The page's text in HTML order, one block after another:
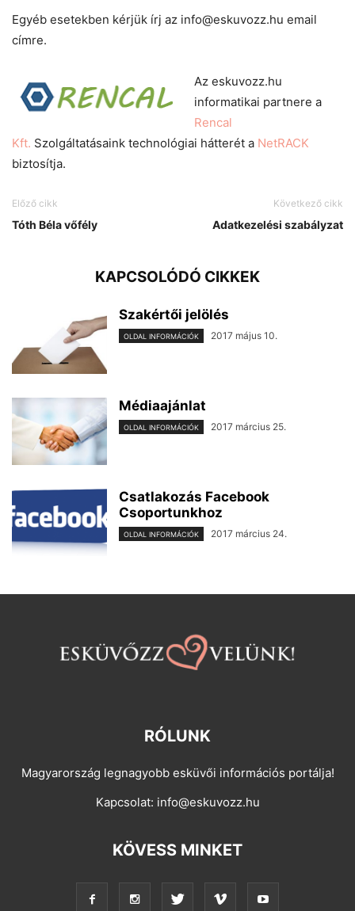
Egyéb esetekben kérjük írj az info@eskuvozz.hu email
címre.
Az eskuvozz.hu
informatikai partnere a
Rencal
Kft. Szolgáltatásaink technológiai hátterét a NetRACK
biztosítja.
Előző cikk
Tóth Béla vőfély
Következő cikk
Adatkezelési szabályzat
KAPCSOLÓDÓ CIKKEK
Szakértői jelölés
OLDAL INFORMÁCIÓK 2017 május 10.
Médiaajánlat
OLDAL INFORMÁCIÓK 2017 március 25.
Csatlakozás Facebook
Csoportunkhoz
OLDAL INFORMÁCIÓK 2017 március 24.
RÓLUNK
Magyarország legnagyobb esküvői információs portálja!
Kapcsolat: info@eskuvozz.hu
KÖVESS MINKET